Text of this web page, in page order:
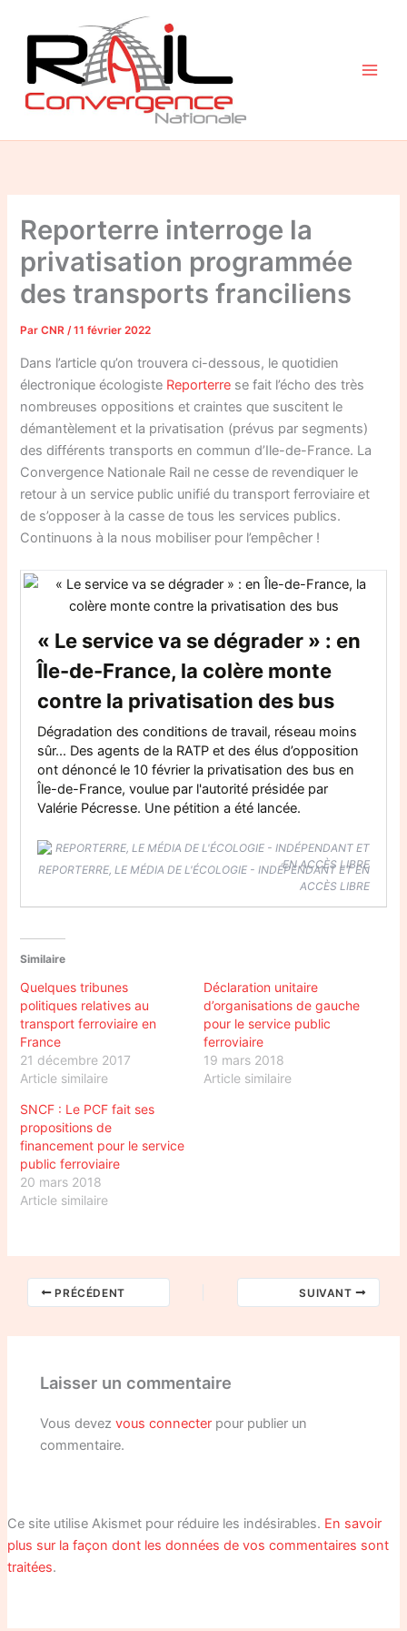
contenu
Reporterre interroge la
privatisation programmée
des transports franciliens
ParCNR/11 février 2022
Dans l’article qu’on trouvera ci-dessous, le quotidien
électronique écologiste Reporterre se fait l’écho des très
nombreuses oppositions et craintes que suscitent le
démantèlement et la privatisation (prévus par segments)
des différents transports en commun d’Ile-de-France. La
Convergence Nationale Rail ne cesse de revendiquer le
retour à un service public unifié du transport ferroviaire et
de s’opposer à la casse de tous les services publics.
Continuons à la nous mobiliser pour l’empêcher !
« Le service va se dégrader » : en
Île-de-France, la colère monte
contre la privatisation des bus
Dégradation des conditions de travail, réseau moins
sûr... Des agents de la RATP et des élus d’opposition
ont dénoncé le 10 février la privatisation des bus en
Île-de-France, voulue par l'autorité présidée par
Valérie Pécresse. Une pétition a été lancée.
REPORTERRE, LE MÉDIA DE L'ÉCOLOGIE - INDÉPENDANT ET EN
ACCÈS LIBRE
Similaire
Quelques tribunes
politiques relatives au
transport ferroviaire en
France
21 décembre 2017
Article similaire
Déclaration unitaire
d’organisations de gauche
pour le service public
ferroviaire
19 mars 2018
Article similaire
SNCF : Le PCF fait ses
propositions de
financement pour le service
public ferroviaire
20 mars 2018
Article similaire
PRÉCÉDENT SUIVANT
Laisser un commentaire
Vous devezvous connecter pour publier un
commentaire.
Ce site utilise Akismet pour réduire les indésirables. En savoir
plus sur la façon dont les données de vos commentaires sont
traitées.